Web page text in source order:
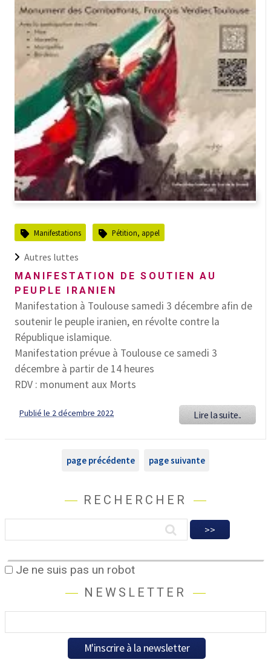
Manifestations Pétition, appel
Autres luttes
MANIFESTATION DE SOUTIEN AU
PEUPLE IRANIEN
Manifestation à Toulouse samedi 3 décembre afin de
soutenir le peuple iranien, en révolte contre la
République islamique.
Manifestation prévue à Toulouse ce samedi 3
décembre à partir de 14 heures
RDV : monument aux Morts
Publié le 2 décembre 2022 Lire la suite..
page précédente page suivante
RECHERCHER
Je ne suis pas un robot
NEWSLETTER